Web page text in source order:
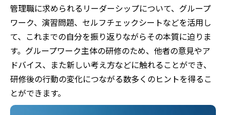
管理職に求められるリーダーシップについて、グループ
ワーク、演習問題、セルフチェックシートなどを活用し
て、これまでの自分を振り返りながらその本質に迫りま
す。グループワーク主体の研修のため、他者の意見やア
ドバイス、また新しい考え方などに触れることができ、
研修後の行動の変化につながる数多くのヒントを得るこ
とができます。